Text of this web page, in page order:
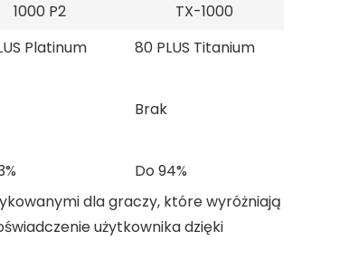
1000 P2
TX-1000
Platinum 80 PLUS Titanium
Brak
Do 94%
dla graczy, które wyróżniają
użytkownika dzięki